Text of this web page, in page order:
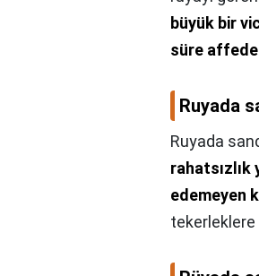
büyük bir
süre
Ruyada
Ruyada
rahatsızlık
edemeyen
tekerleklere